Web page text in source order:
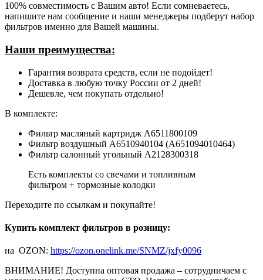
100% совместимость с Вашим авто! Если сомневаетесь,
напишите нам сообщение и наши менеджеры подберут набор
фильтров именно для Вашей машины.
Наши преимущества:
Гарантия возврата средств, если не подойдет!
Доставка в любую точку России от 2 дней!
Дешевле, чем покупать отдельно!
В комплекте:
Фильтр масляный картридж A6511800109
Фильтр воздушный A6510940104 (A651094010464)
Фильтр салонный угольный A2128300318
Есть комплекты со свечами и топливным
фильтром + тормозные колодки
Переходите по ссылкам и покупайте!
Купить комплект фильтров в розницу:
на OZON: https://ozon.onelink.me/SNMZ/jxfy0096
ВНИМАНИЕ! Доступна оптовая продажа – сотрудничаем с